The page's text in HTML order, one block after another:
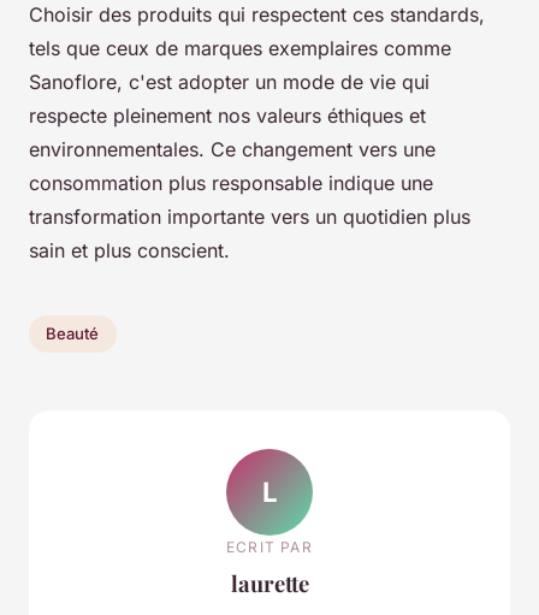
Choisir des produits qui respectent ces standards,
tels que ceux de marques exemplaires comme
Sanoflore, c'est adopter un mode de vie qui
respecte pleinement nos valeurs éthiques et
environnementales. Ce changement vers une
consommation plus responsable indique une
transformation importante vers un quotidien plus
sain et plus conscient.
Beauté
L
ECRIT PAR
laurette